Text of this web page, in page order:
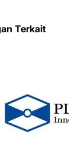
Terkait